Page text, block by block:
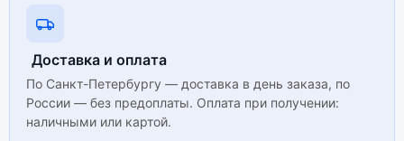
Доставка и оплата
По Санкт-Петербургу — доставка в день заказа, по
России — без предоплаты. Оплата при получении:
наличными или картой.